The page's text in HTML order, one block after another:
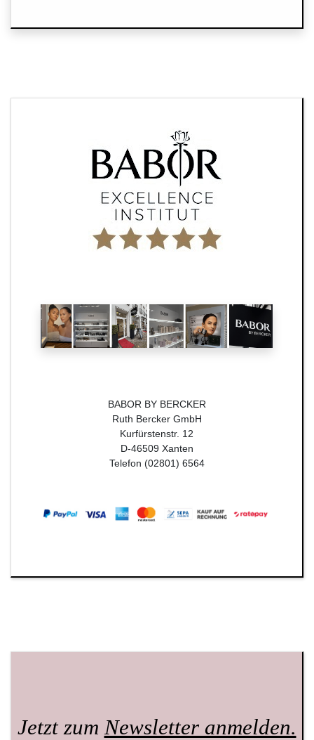
BABOR BY BERCKER
Ruth Bercker GmbH
Kurfürstenstr. 12
D-46509 Xanten
Telefon (02801) 6564
Jetzt zumNewsletter anmelden.